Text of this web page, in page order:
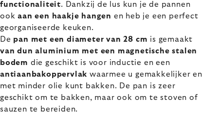
functionaliteit. Dankzij de lus kun je de pannen
ookaan een haakje hangen en heb je een perfect
georganiseerde keuken.
De pan met een diameter van 28 cm is gemaakt
van dun aluminium met een magnetische stalen
bodem die geschikt is voor inductie en een
antiaanbakoppervlak waarmee u gemakkelijker en
met minder olie kunt bakken. De pan is zeer
geschikt om te bakken, maar ook om te stoven of
sauzen te bereiden.